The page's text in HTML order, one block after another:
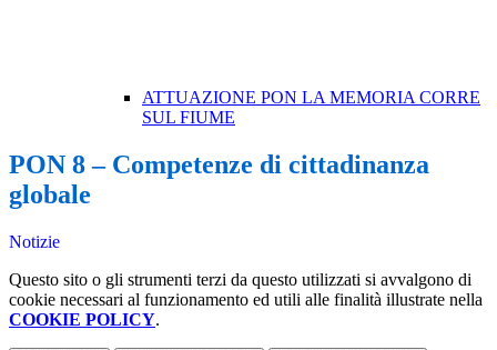
ATTUAZIONE PON LA MEMORIA CORRE
SUL FIUME
PON 8 – Competenze di cittadinanza
globale
Notizie
Questo sito o gli strumenti terzi da questo utilizzati si avvalgono di
cookie necessari al funzionamento ed utili alle finalità illustrate nella
COOKIE POLICY.